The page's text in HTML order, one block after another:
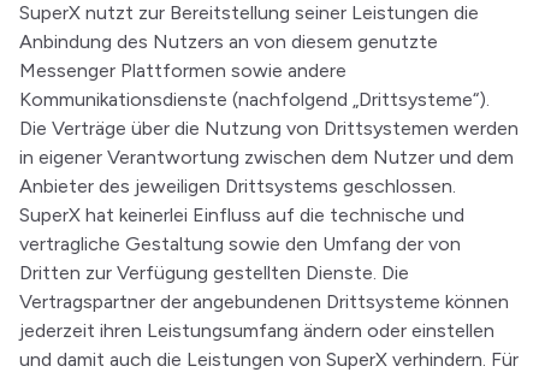
SuperX nutzt zur Bereitstellung seiner Leistungen die
Anbindung des Nutzers an von diesem genutzte
Messenger Plattformen sowie andere
Kommunikationsdienste (nachfolgend „Drittsysteme“).
Die Verträge über die Nutzung von Drittsystemen werden
in eigener Verantwortung zwischen dem Nutzer und dem
Anbieter des jeweiligen Drittsystems geschlossen.
SuperX hat keinerlei Einfluss auf die technische und
vertragliche Gestaltung sowie den Umfang der von
Dritten zur Verfügung gestellten Dienste. Die
Vertragspartner der angebundenen Drittsysteme können
jederzeit ihren Leistungsumfang ändern oder einstellen
und damit auch die Leistungen von SuperX verhindern. Für